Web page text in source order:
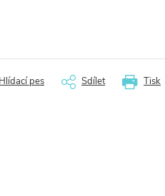
Tisk
Hlídací pes Sdílet